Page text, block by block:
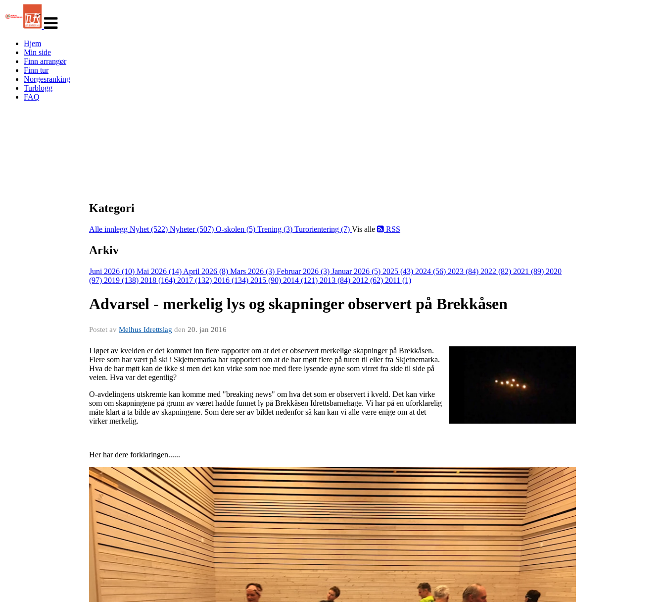
navigasjon
Hjem
Min side
Finn arrangør
Finn tur
Norgesranking
Turblogg
FAQ
Kategori
Alle innlegg Nyhet (522) Nyheter (507) O-skolen (5) Trening (3) Turorientering (7) Vis alle RSS
Arkiv
Juni 2026 (10) Mai 2026 (14) April 2026 (8) Mars 2026 (3) Februar 2026 (3) Januar 2026 (5) 2025 (43) 2024 (56) 2023 (84) 2022 (82) 2021 (89) 2020
(97) 2019 (138) 2018 (164) 2017 (132) 2016 (134) 2015 (90) 2014 (121) 2013 (84) 2012 (62) 2011 (1)
Advarsel - merkelig lys og skapninger observert på Brekkåsen
Postet av Melhus Idrettslag den 20. jan 2016
I løpet av kvelden er det kommet inn flere rapporter om at det er observert merkelige skapninger på Brekkåsen.
Flere som har vært på ski i Skjetnemarka har rapportert om at de har møtt flere på turen til eller fra Skjetnemarka.
Hva de har møtt kan de ikke si men det kan virke som noe med flere lysende øyne som virret fra side til side på
veien. Hva var det egentlig?
O-avdelingens utskremte kan komme med "breaking news" om hva det som er observert i kveld. Det kan virke
som om skapningene på grunn av været hadde funnet ly på Brekkåsen Idrettsbarnehage. Vi har på en uforklarelig
måte klart å ta bilde av skapningene. Som dere ser av bildet nedenfor så kan kan vi alle være enige om at det
virker merkelig.
Her har dere forklaringen......